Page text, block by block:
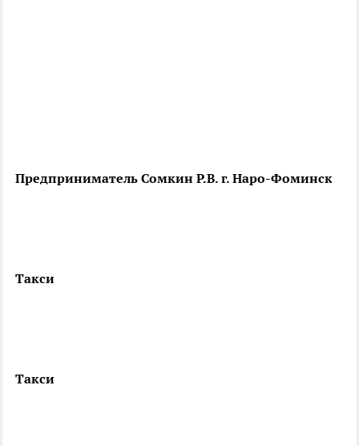
Предприниматель Сомкин Р.В. г. Наро-Фоминск
Такси
Такси